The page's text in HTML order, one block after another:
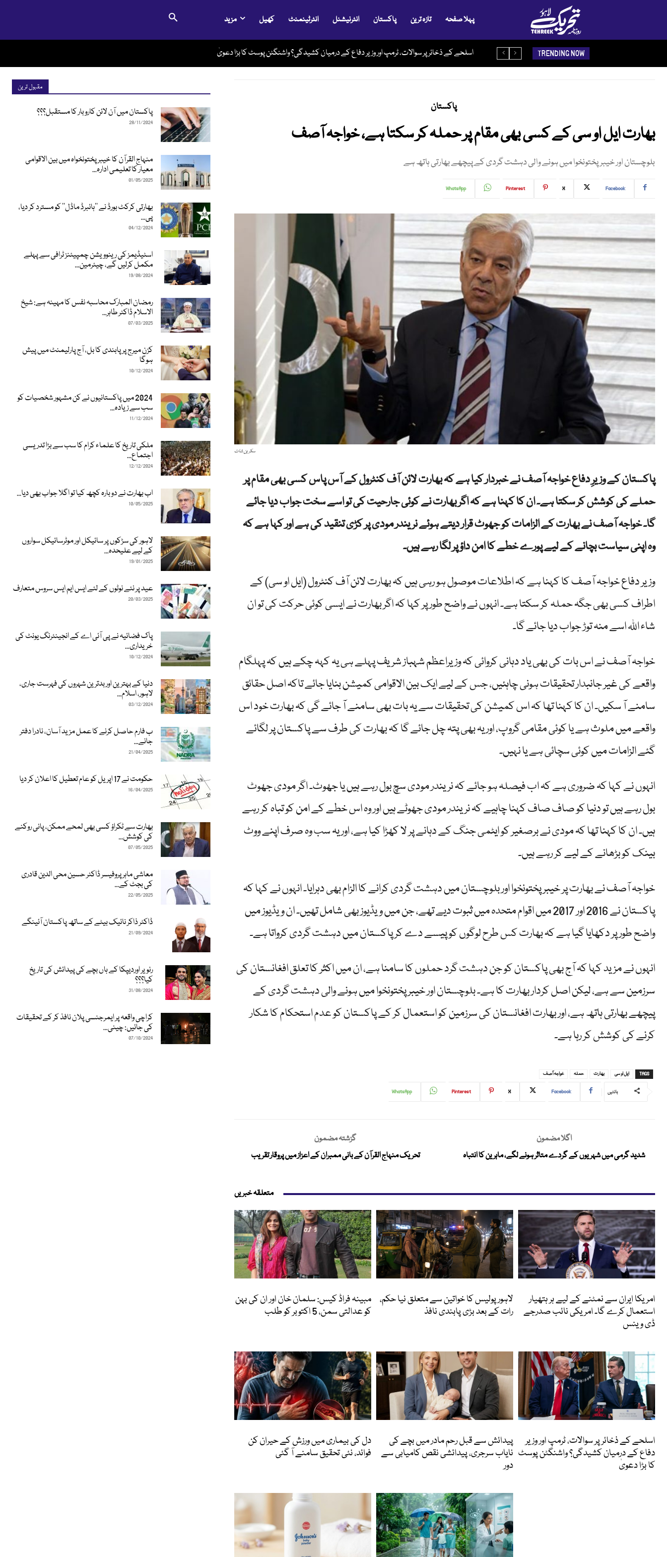
پہلا صفحہ تازہ ترین پاکستان انٹرنیشنل انٹرٹینمنٹ کھیل مزید
TRENDING NOW اسلحے کے ذخائر پر سوالات، ٹرمپ اور وزیر دفاع کے درمیان کشیدگی؟ واشنگٹن پوسٹ کا بڑا دعویٰ
پیدائش سے قبل رحم مادر میں بچے کی نایاب سرجری، پیدائشی نقص کامیابی سے دور
پاکستان
بھارت ایل او سی کے کسی بھی مقام پر حملہ کر سکتا ہے، خواجہ آصف
بلوچستان اور خیبرپختونخوا میں ہونے والی دہشت گردی کے پیچھے بھارتی ہاتھ ہے
Facebook
X
Pinterest
WhatsApp
سکرین شاٹ
پاکستان کے وزیرِ دفاع خواجہ آصف نے خبردار کیا ہے کہ بھارت لائن آف کنٹرول کے آس پاس کسی بھی مقام پر
حملے کی کوشش کر سکتا ہے۔ ان کا کہنا ہے کہ اگر بھارت نے کوئی جارحیت کی تو اسے سخت جواب دیا جائے
گا۔ خواجہ آصف نے بھارت کے الزامات کو جھوٹ قرار دیتے ہوئے نریندر مودی پر کڑی تنقید کی ہے اور کہا ہے کہ
وہ اپنی سیاست بچانے کے لیے پورے خطے کا امن داؤ پر لگا رہے ہیں۔
وزیر دفاع خواجہ آصف کا کہنا ہے کہ اطلاعات موصول ہو رہی ہیں کہ بھارت لائن آف کنٹرول (ایل او سی) کے
اطراف کسی بھی جگہ حملہ کر سکتا ہے۔ انہوں نے واضح طور پر کہا کہ اگر بھارت نے ایسی کوئی حرکت کی تو ان
شاء اللہ اسے منہ توڑ جواب دیا جائے گا۔
خواجہ آصف نے اس بات کی بھی یاد دہانی کروائی کہ وزیراعظم شہباز شریف پہلے ہی یہ کہہ چکے ہیں کہ پہلگام
واقعے کی غیر جانبدار تحقیقات ہونی چاہئیں، جس کے لیے ایک بین الاقوامی کمیشن بنایا جائے تاکہ اصل حقائق
سامنے آ سکیں۔ ان کا کہنا تھا کہ اس کمیشن کی تحقیقات سے یہ بات بھی سامنے آ جائے گی کہ بھارت خود اس
واقعے میں ملوث ہے یا کوئی مقامی گروپ، اور یہ بھی پتہ چل جائے گا کہ بھارت کی طرف سے پاکستان پر لگائے
گئے الزامات میں کوئی سچائی ہے یا نہیں۔
انہوں نے کہا کہ ضروری ہے کہ اب فیصلہ ہو جائے کہ نریندر مودی سچ بول رہے ہیں یا جھوٹ۔ اگر مودی جھوٹ
بول رہے ہیں تو دنیا کو صاف صاف کہنا چاہیے کہ نریندر مودی جھوٹے ہیں اور وہ اس خطے کے امن کو تباہ کر رہے
ہیں۔ ان کا کہنا تھا کہ مودی نے برصغیر کو ایٹمی جنگ کے دہانے پر لا کھڑا کیا ہے، اور یہ سب وہ صرف اپنے ووٹ
بینک کو بڑھانے کے لیے کر رہے ہیں۔
خواجہ آصف نے بھارت پر خیبرپختونخوا اور بلوچستان میں دہشت گردی کرانے کا الزام بھی دہرایا۔ انہوں نے کہا کہ
پاکستان نے 2016 اور 2017 میں اقوام متحدہ میں ثبوت دیے تھے، جن میں ویڈیوز بھی شامل تھیں۔ ان ویڈیوز میں
واضح طور پر دکھایا گیا ہے کہ بھارت کس طرح لوگوں کو پیسے دے کر پاکستان میں دہشت گردی کرواتا ہے۔
انہوں نے مزید کہا کہ آج بھی پاکستان کو جن دہشت گرد حملوں کا سامنا ہے، ان میں اکثر کا تعلق افغانستان کی
سرزمین سے ہے، لیکن اصل کردار بھارت کا ہے۔ بلوچستان اور خیبرپختونخوا میں ہونے والی دہشت گردی کے
پیچھے بھارتی ہاتھ ہے، اور بھارت افغانستان کی سرزمین کو استعمال کر کے پاکستان کو عدم استحکام کا شکار
کرنے کی کوشش کر رہا ہے۔
TAGS ایل او سی بھارت حملہ خواجہ آصف
بانٹیں Facebook
X
Pinterest
WhatsApp
گزشتہ مضمون
تحریک منہاج القرآن کے بانی ممبران کے اعزاز میں پروقار تقریب
اگلا مضمون
شدید گرمی میں شہریوں کے گردے متاثر ہونے لگے، ماہرین کا انتباہ
متعلقہ خبریں
امریکا ایران سے نمٹنے کے لیے ہر ہتھیار
استعمال کرے گا۔ امریکی نائب صدرجے
ڈی وینس
لاہور پولیس کا خواتین سے متعلق نیا حکم،
رات کے بعد بڑی پابندی نافذ
مبینہ فراڈ کیس: سلمان خان اور ان کی بہن
کو عدالتی سمن، 5 اکتوبر کو طلب
اسلحے کے ذخائر پر سوالات، ٹرمپ اور وزیر
دفاع کے درمیان کشیدگی؟ واشنگٹن پوسٹ
کا بڑا دعویٰ
پیدائش سے قبل رحم مادر میں بچے کی
نایاب سرجری، پیدائشی نقص کامیابی سے
دور
دل کی بیماری میں ورزش کے حیران کن
فوائد، نئی تحقیق سامنے آ گئی
مقبول ترین
پاکستان میں آن لائن کاروبار کا مستقبل؟؟؟
28/11/2024
منہاج القرآن کا خیبرپختونخواہ میں بین الاقوامی
معیار کا تعلیمی ادارہ...
01/05/2025
بھارتی کرکٹ بورڈ نے ’’ہائبرڈ ماڈل‘‘ کو مسترد کر دیا،
پی...
04/12/2024
اسٹیڈیمز کی رینوویشن چمپیئنز ٹرافی سے پہلے
مکمل کرلیں گے، چیئرمین...
19/08/2024
رمضان المبارک محاسبہ نفس کا مہینہ ہے: شیخ
الاسلام ڈاکٹر طاہر...
07/03/2025
کزن میرج پر پابندی کا بل، آج پارلیمنٹ میں پیش
ہوگا
10/12/2024
2024 میں پاکستانیوں نے کن مشہور شخصیات کو
سب سے زیادہ...
11/12/2024
ملکی تاریخ کا علماء کرام کا سب سے بڑا تدریسی
اجتماع...
12/12/2024
اب بھارت نے دوبارہ کچھ کیا تو اگلا جواب بھی دیا...
10/05/2025
لاہور کی سڑکوں پر سائیکل اور موٹرسائیکل سواروں
کے لیے علیحدہ...
19/01/2025
عید پر نئے نوٹوں کے لئے ایس ایم ایس سروس متعارف
20/03/2025
پاک فضائیہ نے پی آئی اے کے انجینئرنگ یونٹ کی
خریداری...
10/12/2024
دنیا کے بہترین اور بدترین شہروں کی فہرست جاری،
لاہور، اسلام...
03/12/2024
ب فارم حاصل کرنے کا عمل مزید آسان، نادرا دفتر
جانے...
21/04/2025
حکومت نے 17 اپریل کو عام تعطیل کا اعلان کر دیا
16/04/2025
بھارت سے ٹکراؤ کسی بھی لمحے ممکن، پانی روکنے
کی کوشش...
07/05/2025
معاشی ماہر پروفیسر ڈاکٹر حسین محی الدین قادری
کی بجٹ کے...
22/05/2025
ڈاکٹر ذاکر نائیک بیٹے کے ساتھ پاکستان آئینگے
21/09/2024
رنویر اوردیپکا کے ہاں بچے کی پیدائش کی تاریخ
کیا؟؟؟
31/08/2024
کراچی واقعہ پر ایمرجنسی پلان نافذ کر کے تحقیقات
کی جائیں: چینی...
07/10/2024